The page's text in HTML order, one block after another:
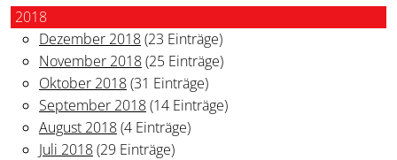
2018
Dezember 2018(23 Einträge)
November 2018(25 Einträge)
Oktober 2018(31 Einträge)
September 2018(14 Einträge)
August 2018(4 Einträge)
Juli 2018(29 Einträge)